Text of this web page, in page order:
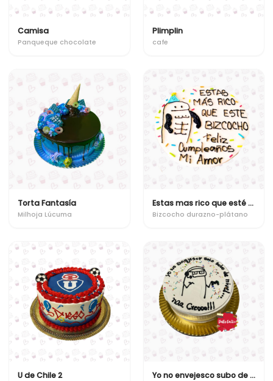
Camisa
Panqueque chocolate
Plimplin
cafe
Torta Fantasía
Milhoja Lúcuma
Estas mas rico que esté bizcocho!
Bizcocho durazno-plátano
U de Chile 2 Yo no envejesco subo de nivel